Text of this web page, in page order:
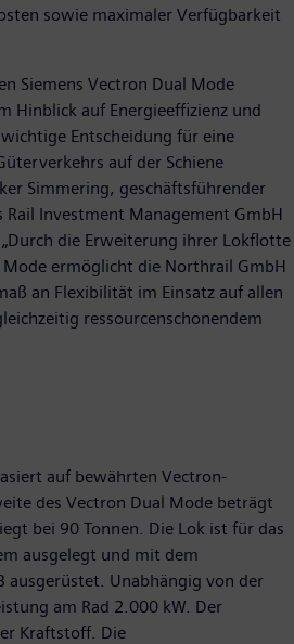
sowie maximaler Verfügbarkeit
Siemens Vectron Dual Mode
Hinblick auf Energieeffizienz und
Entscheidung für eine
auf der Schiene
Simmering, geschäftsführender
Rail Investment Management GmbH
die Erweiterung ihrer Lokflotte
ermöglicht die Northrail GmbH
an Flexibilität im Einsatz auf allen
ressourcenschonendem
auf bewährten Vectron-
des Vectron Dual Mode beträgt
bei 90 Tonnen. Die Lok ist für das
ausgelegt und mit dem
ausgerüstet. Unabhängig von der
am Rad 2.000 kW. Der
Kraftstoff. Die